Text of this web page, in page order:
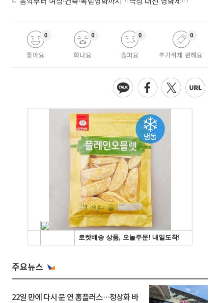
좋아요
0
화나요
0
슬퍼요
0
추가취재 원해요
0
주요뉴스
22일 만에 다시 문 연 홈플러스…정상화 바